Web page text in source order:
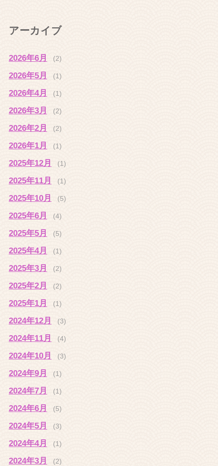
アーカイブ
2026年6月 (2)
2026年5月 (1)
2026年4月 (1)
2026年3月 (2)
2026年2月 (2)
2026年1月 (1)
2025年12月 (1)
2025年11月 (1)
2025年10月 (5)
2025年6月 (4)
2025年5月 (5)
2025年4月 (1)
2025年3月 (2)
2025年2月 (2)
2025年1月 (1)
2024年12月 (3)
2024年11月 (4)
2024年10月 (3)
2024年9月 (1)
2024年7月 (1)
2024年6月 (5)
2024年5月 (3)
2024年4月 (1)
2024年3月 (2)